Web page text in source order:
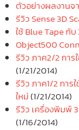
ตัวอย่างผลงานจ
รีวิว Sense 3D
ใช้ Blue Tape กั
Object500
รีวิว ภาค2/2 การ
(1/21/2014)
รีวิว ภาค1/2 การ
ใหม่(1/21/2014)
รีวิว เครื่องพิมพ์
(1/16/2014)